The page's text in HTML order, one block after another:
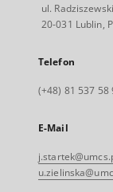
ul.
20-031 Lublin,
Telefon
(+48) 81 537 58
E-Mail